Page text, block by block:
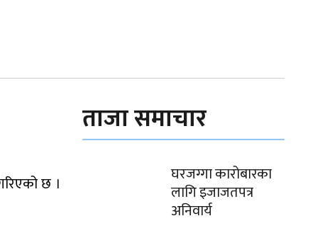
छ ।
ताजा समाचार
घरजग्गा कारोबारका
लागि इजाजतपत्र
अनिवार्य